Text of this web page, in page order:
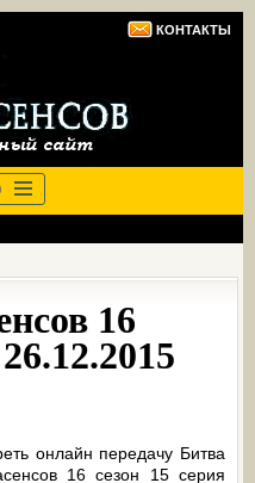
КОНТАКТЫ
16
онлайн передачу Битва
16 сезон 15 серия